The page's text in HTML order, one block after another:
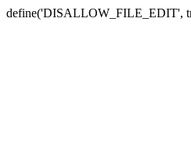
define('DISALLOW_FILE_EDIT',